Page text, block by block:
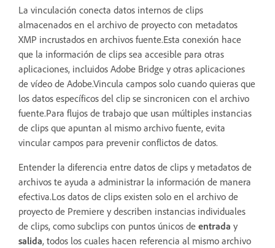
La vinculación conecta datos internos de clips
almacenados en el archivo de proyecto con metadatos
XMP incrustados en archivos fuente.Esta conexión hace
que la información de clips sea accesible para otras
aplicaciones, incluidos Adobe Bridge y otras aplicaciones
de vídeo de Adobe.Vincula campos solo cuando quieras que
los datos específicos del clip se sincronicen con el archivo
fuente.Para flujos de trabajo que usan múltiples instancias
de clips que apuntan al mismo archivo fuente, evita
vincular campos para prevenir conflictos de datos.
Entender la diferencia entre datos de clips y metadatos de
archivos te ayuda a administrar la información de manera
efectiva.Los datos de clips existen solo en el archivo de
proyecto de Premiere y describen instancias individuales
de clips, como subclips con puntos únicos de entrada y
salida, todos los cuales hacen referencia al mismo archivo